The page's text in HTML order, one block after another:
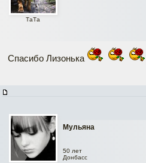
ТаТa
Спасибо Лизонька
Мульяна
50 лет
Донбасс